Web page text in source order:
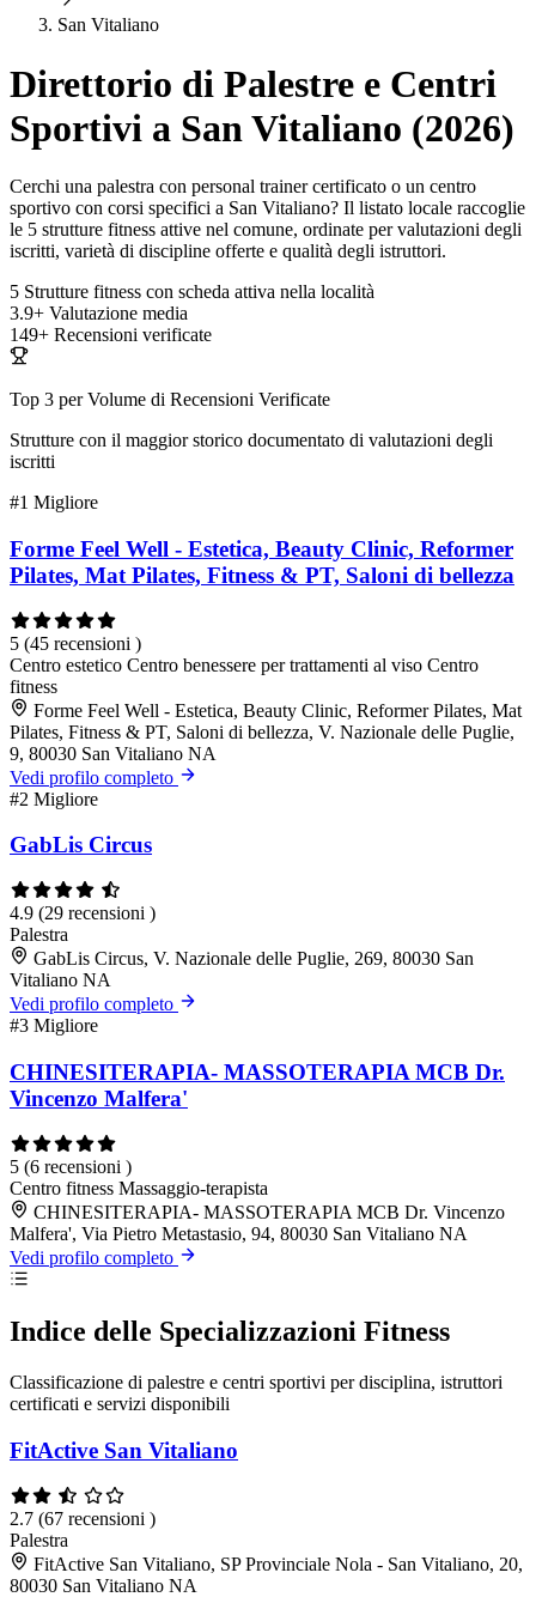
San Vitaliano
Direttorio di Palestre e Centri
Sportivi a San Vitaliano (2026)
Cerchi una palestra con personal trainer certificato o un centro
sportivo con corsi specifici a San Vitaliano? Il listato locale raccoglie
le 5 strutture fitness attive nel comune, ordinate per valutazioni degli
iscritti, varietà di discipline offerte e qualità degli istruttori.
5 Strutture fitness con scheda attiva nella località
3.9+ Valutazione media
149+ Recensioni verificate
Top 3 per Volume di Recensioni Verificate
Strutture con il maggior storico documentato di valutazioni degli
iscritti
#1 Migliore
Forme Feel Well - Estetica, Beauty Clinic, Reformer
Pilates, Mat Pilates, Fitness & PT, Saloni di bellezza
5 (45 recensioni )
Centro estetico Centro benessere per trattamenti al viso Centro
fitness
Forme Feel Well - Estetica, Beauty Clinic, Reformer Pilates, Mat
Pilates, Fitness & PT, Saloni di bellezza, V. Nazionale delle Puglie,
9, 80030 San Vitaliano NA
Vedi profilo completo
#2 Migliore
GabLis Circus
4.9 (29 recensioni )
Palestra
GabLis Circus, V. Nazionale delle Puglie, 269, 80030 San
Vitaliano NA
Vedi profilo completo
#3 Migliore
CHINESITERAPIA- MASSOTERAPIA MCB Dr.
Vincenzo Malfera'
5 (6 recensioni )
Centro fitness Massaggio-terapista
CHINESITERAPIA- MASSOTERAPIA MCB Dr. Vincenzo
Malfera', Via Pietro Metastasio, 94, 80030 San Vitaliano NA
Vedi profilo completo
Indice delle Specializzazioni Fitness
Classificazione di palestre e centri sportivi per disciplina, istruttori
certificati e servizi disponibili
FitActive San Vitaliano
2.7 (67 recensioni )
Palestra
FitActive San Vitaliano, SP Provinciale Nola - San Vitaliano, 20,
80030 San Vitaliano NA